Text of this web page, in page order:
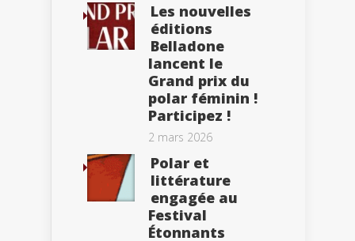
Les nouvelles
éditions
Belladone
lancent le
Grand prix du
polar féminin !
Participez !
2 mars 2026
Polar et
littérature
engagée au
Festival
Étonnants